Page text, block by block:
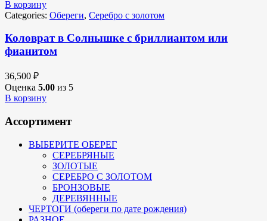
В корзину
Categories: Обереги, Серебро с золотом
Коловрат в Солнышке с бриллиантом или
фианитом
36,500 ₽
Оценка 5.00 из 5
В корзину
Ассортимент
ВЫБЕРИТЕ ОБЕРЕГ
СЕРЕБРЯНЫЕ
ЗОЛОТЫЕ
СЕРЕБРО С ЗОЛОТОМ
БРОНЗОВЫЕ
ДЕРЕВЯННЫЕ
ЧЕРТОГИ (обереги по дате рождения)